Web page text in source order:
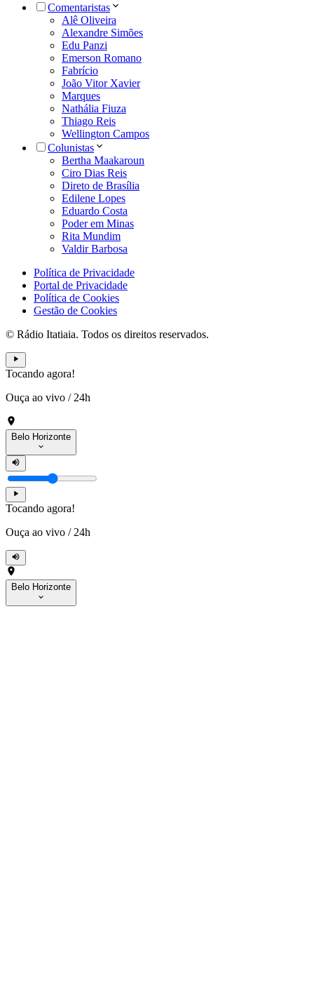
Comentaristas
Alê Oliveira
Alexandre Simões
Edu Panzi
Emerson Romano
Fabrício
João Vitor Xavier
Marques
Nathália Fiuza
Thiago Reis
Wellington Campos
Colunistas
Bertha Maakaroun
Ciro Dias Reis
Direto de Brasília
Edilene Lopes
Eduardo Costa
Poder em Minas
Rita Mundim
Valdir Barbosa
Política de Privacidade
Portal de Privacidade
Política de Cookies
Gestão de Cookies
© Rádio Itatiaia. Todos os direitos reservados.
Tocando agora!
Ouça ao vivo / 24h
Belo Horizonte
Tocando agora!
Ouça ao vivo / 24h
Belo Horizonte